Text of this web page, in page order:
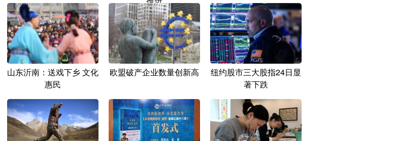
山东沂南：送戏下乡 文化
惠民
欧盟破产企业数量创新高
纽约股市三大股指24日显
著下跌